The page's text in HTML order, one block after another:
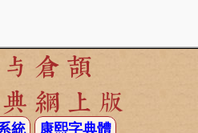
倉頡
網上版
統 康熙字典體